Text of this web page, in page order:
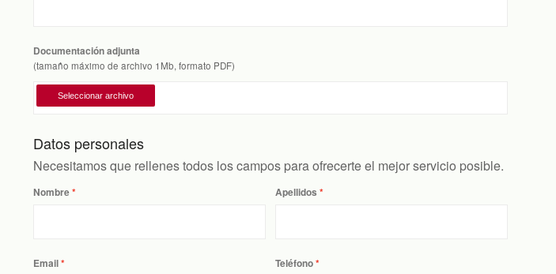
Documentación adjunta
(tamaño máximo de archivo 1Mb, formato PDF)
Datos personales
Necesitamos que rellenes todos los campos para ofrecerte el mejor servicio posible.
Nombre Apellidos
Email Teléfono